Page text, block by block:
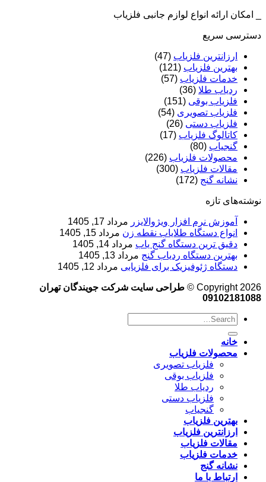
_ امکان ارائه انواع لوازم جانبی فلزیاب
دسترسی سریع
ارزانترین فلزیاب (47)
بهترین فلزیاب (121)
خدمات فلزیاب (57)
ردیاب طلا (36)
فلزیاب بوقی (151)
فلزیاب تصویری (54)
فلزیاب دستی (26)
کاتالوگ فلزیاب (17)
گنجیاب (80)
محصولات فلزیاب (226)
مقالات فلزیاب (300)
نشانه گنج (172)
نوشته‌های تازه
آموزش نرم‌ افزار ویژوالایزر مرداد 17, 1405
انواع دستگاه طلایاب نقطه زن مرداد 15, 1405
دقیق ترین دستگاه گنج یاب مرداد 14, 1405
بهترین دستگاه ردیاب گنج مرداد 13, 1405
دستگاه ژئوفیزیک برای فلزیابی مرداد 12, 1405
Copyright 2026 ©
طراحی سایت شرکت جویندگان تهران
09102181088
خانه
محصولات فلزیاب
فلزیاب تصویری
فلزیاب بوقی
ردیاب طلا
فلزیاب دستی
گنجیاب
بهترین فلزیاب
ارزانترین فلزیاب
مقالات فلزیاب
خدمات فلزیاب
نشانه گنج
ارتباط با ما